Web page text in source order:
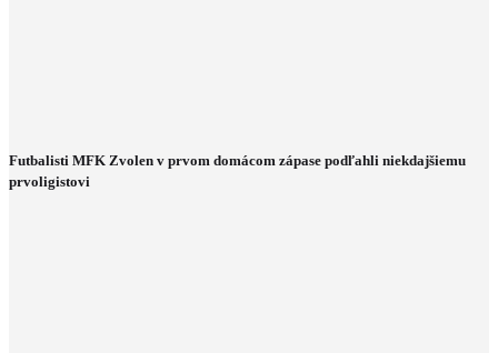
Futbalisti MFK Zvolen v prvom domácom zápase podľahli niekdajšiemu
prvoligistovi